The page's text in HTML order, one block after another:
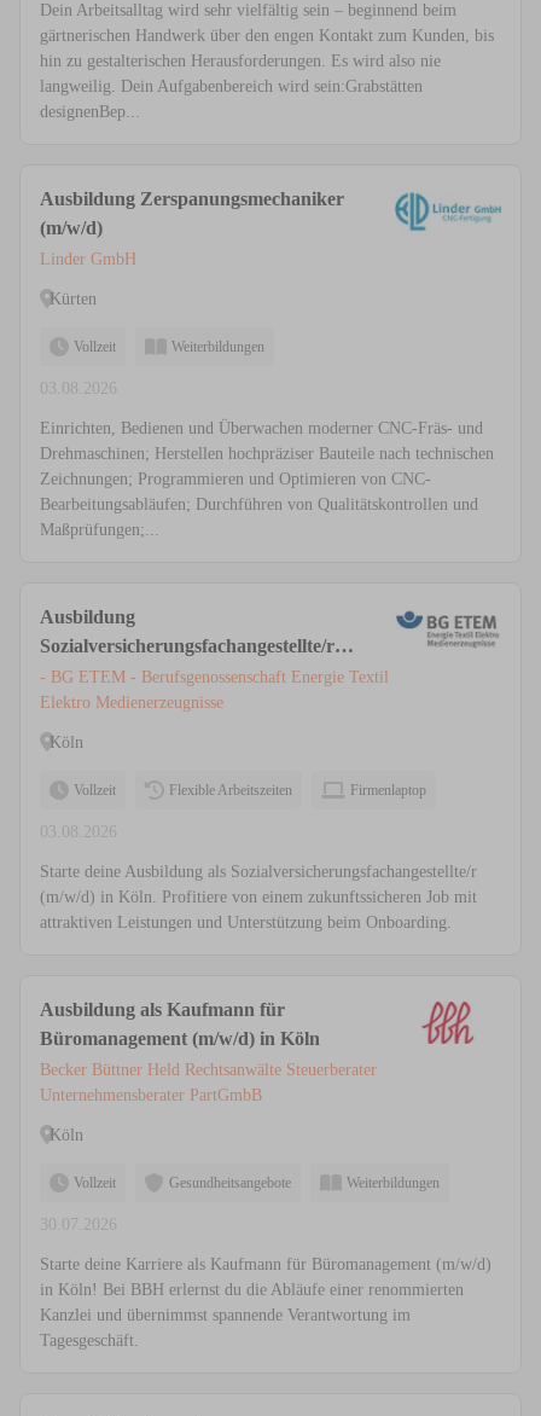
Dein Arbeitsalltag wird sehr vielfältig sein – beginnend beim
gärtnerischen Handwerk über den engen Kontakt zum Kunden, bis
hin zu gestalterischen Herausforderungen. Es wird also nie
langweilig. Dein Aufgabenbereich wird sein:Grabstätten
designenBep...
Ausbildung Zerspanungsmechaniker
(m/w/d)
Linder GmbH
Kürten
Vollzeit Weiterbildungen
03.08.2026
Einrichten, Bedienen und Überwachen moderner CNC-Fräs- und
Drehmaschinen; Herstellen hochpräziser Bauteile nach technischen
Zeichnungen; Programmieren und Optimieren von CNC-
Bearbeitungsabläufen; Durchführen von Qualitätskontrollen und
Maßprüfungen;...
Ausbildung
Sozialversicherungsfachangestellte/r
(m/w/d), Köln
- BG ETEM - Berufsgenossenschaft Energie Textil
Elektro Medienerzeugnisse
Köln
Vollzeit Flexible Arbeitszeiten Firmenlaptop
03.08.2026
Starte deine Ausbildung als Sozialversicherungsfachangestellte/r
(m/w/d) in Köln. Profitiere von einem zukunftssicheren Job mit
attraktiven Leistungen und Unterstützung beim Onboarding.
Ausbildung als Kaufmann für
Büromanagement (m/w/d) in Köln
Becker Büttner Held Rechtsanwälte Steuerberater
Unternehmensberater PartGmbB
Köln
Vollzeit Gesundheitsangebote Weiterbildungen
30.07.2026
Starte deine Karriere als Kaufmann für Büromanagement (m/w/d)
in Köln! Bei BBH erlernst du die Abläufe einer renommierten
Kanzlei und übernimmst spannende Verantwortung im
Tagesgeschäft.